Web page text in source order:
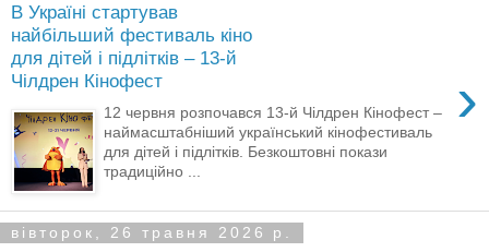
В Україні стартував
найбільший фестиваль кіно
для дітей і підлітків – 13-й
Чілдрен Кінофест
›
12 червня розпочався 13-й Чілдрен Кінофест –
наймасштабніший український кінофестиваль
для дітей і підлітків. Безкоштовні покази
традиційно ...
вівторок, 26 травня 2026 р.